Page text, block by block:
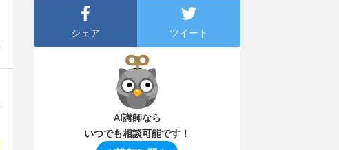
シェア ツイート
AI講師なら
いつでも相談可能です！